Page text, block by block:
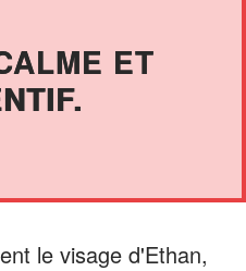
ET
le visage d'Ethan,